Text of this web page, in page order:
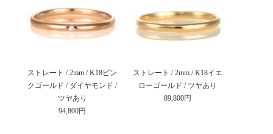
ストレート / 2mm / K18ピン
クゴールド / ダイヤモンド /
ツヤあり
94,800円
ストレート / 2mm / K18イエ
ローゴールド / ツヤあり
89,800円